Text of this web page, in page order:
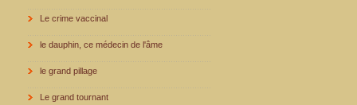
Le crime vaccinal
le dauphin, ce médecin de l'âme
le grand pillage
Le grand tournant